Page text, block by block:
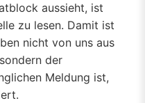
aussieht, ist
zu lesen. Damit ist
nicht von uns aus
der
Meldung ist,